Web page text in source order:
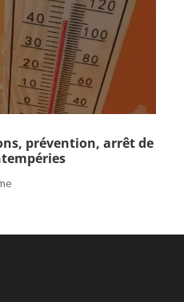
prévention, arrêt de